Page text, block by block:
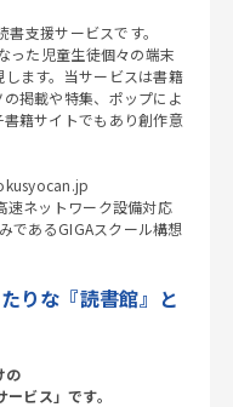
支援サービスです。
った児童生徒個々の端末
ます。当サービスは書籍
掲載や特集、ポップによ
籍サイトでもあり創作意
ネットワーク設備対応
であるGIGAスクール構想
りな『読書館』と
の
ビス」です。